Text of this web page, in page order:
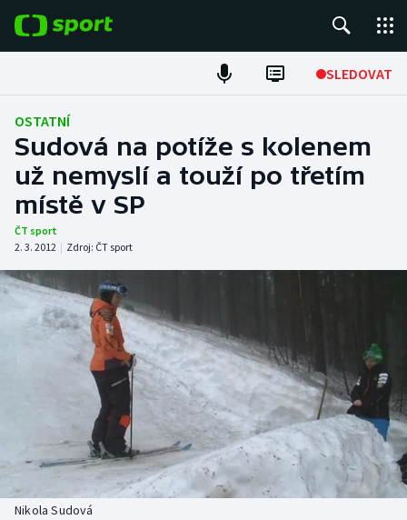
SLEDOVAT
Fotbal
Hokej
Tenis
Atletika
Cyklistika
DALŠÍ SPORTY
Americký fotbal
Baseball a softbal
Basketbal
Biatlon
NEPŘEHLÉDNĚTE
Soutěže
Historické návraty
Aplikace ČT sport
OSTATNÍ
Sudová na potíže s kolenem
už nemyslí a touží po třetím
místě v SP
ČT sport
2. 3. 2012 | Zdroj: ČT sport
Nikola Sudová